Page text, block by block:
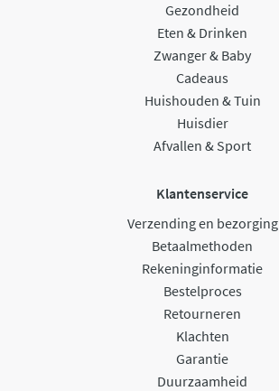
Gezondheid
Eten & Drinken
Zwanger & Baby
Cadeaus
Huishouden & Tuin
Huisdier
Afvallen & Sport
Klantenservice
Verzending en bezorging
Betaalmethoden
Rekeninginformatie
Bestelproces
Retourneren
Klachten
Garantie
Duurzaamheid